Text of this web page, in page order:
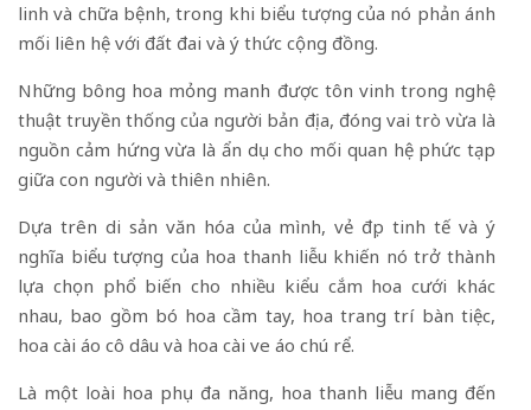
linh và chữa bệnh, trong khi biểu tượng của nó phản ánh
mối liên hệ với đất đai và ý thức cộng đồng.
Những bông hoa mỏng manh được tôn vinh trong nghệ
thuật truyền thống của người bản địa, đóng vai trò vừa là
nguồn cảm hứng vừa là ẩn dụ cho mối quan hệ phức tạp
giữa con người và thiên nhiên.
Dựa trên di sản văn hóa của mình, vẻ đẹp tinh tế và ý
nghĩa biểu tượng của hoa thanh liễu khiến nó trở thành
lựa chọn phổ biến cho nhiều kiểu cắm hoa cưới khác
nhau, bao gồm bó hoa cầm tay, hoa trang trí bàn tiệc,
hoa cài áo cô dâu và hoa cài ve áo chú rể.
Là một loài hoa phụ đa năng, hoa thanh liễu mang đến